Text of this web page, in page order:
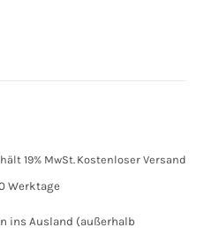
19% MwSt. Kostenloser Versand
Werktage
ins Ausland (außerhalb